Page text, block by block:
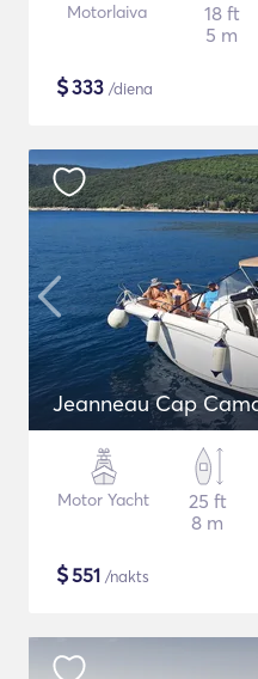
Motorlaiva
18 ft
5 m
$333 /diena
Jeanneau Cap
Motor Yacht
25 ft
8 m
$551 /nakts